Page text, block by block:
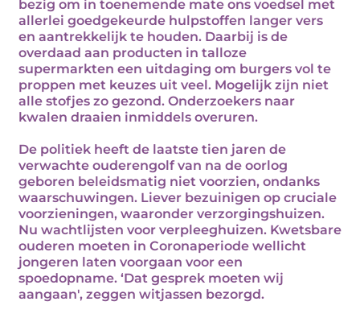
bezig om in toenemende mate ons voedsel met
allerlei goedgekeurde hulpstoffen langer vers
en aantrekkelijk te houden. Daarbij is de
overdaad aan producten in talloze
supermarkten een uitdaging om burgers vol te
proppen met keuzes uit veel. Mogelijk zijn niet
alle stofjes zo gezond. Onderzoekers naar
kwalen draaien inmiddels overuren.
De politiek heeft de laatste tien jaren de
verwachte ouderengolf van na de oorlog
geboren beleidsmatig niet voorzien, ondanks
waarschuwingen. Liever bezuinigen op cruciale
voorzieningen, waaronder verzorgingshuizen.
Nu wachtlijsten voor verpleeghuizen. Kwetsbare
ouderen moeten in Coronaperiode wellicht
jongeren laten voorgaan voor een
spoedopname. ‘Dat gesprek moeten wij
aangaan', zeggen witjassen bezorgd.